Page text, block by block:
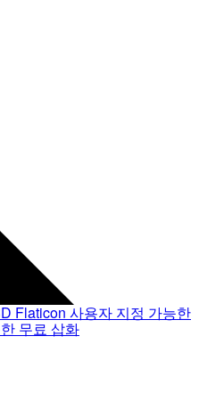
Flaticon 사용자 지정 가능한
무료 삽화